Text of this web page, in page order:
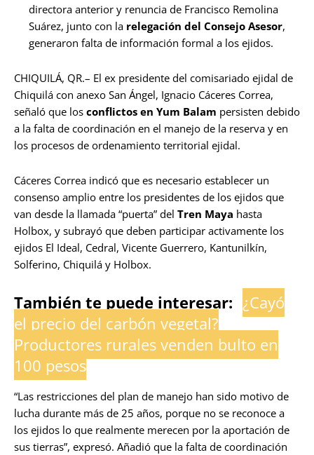
directora anterior y renuncia de Francisco Remolina
Suárez, junto con la relegación del Consejo Asesor,
generaron falta de información formal a los ejidos.
CHIQUILÁ, QR.– El ex presidente del comisariado ejidal de
Chiquilá con anexo San Ángel, Ignacio Cáceres Correa,
señaló que los conflictos en Yum Balam persisten debido
a la falta de coordinación en el manejo de la reserva y en
los procesos de ordenamiento territorial ejidal.
Cáceres Correa indicó que es necesario establecer un
consenso amplio entre los presidentes de los ejidos que
van desde la llamada “puerta” del Tren Maya hasta
Holbox, y subrayó que deben participar activamente los
ejidos El Ideal, Cedral, Vicente Guerrero, Kantunilkín,
Solferino, Chiquilá y Holbox.
También te puede interesar: ¿Cayó
el precio del carbón vegetal?
Productores rurales venden bulto en
100 pesos
“Las restricciones del plan de manejo han sido motivo de
lucha durante más de 25 años, porque no se reconoce a
los ejidos lo que realmente merecen por la aportación de
sus tierras”, expresó. Añadió que la falta de coordinación